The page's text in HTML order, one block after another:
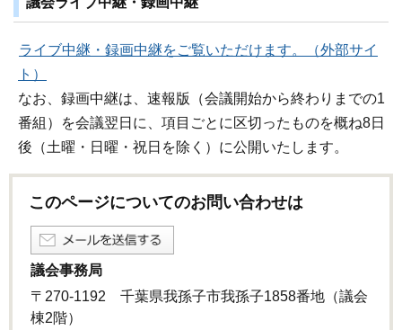
ライブ中継・録画中継をご覧いただけます。（外部サイ
ト）
なお、録画中継は、速報版（会議開始から終わりまでの1
番組）を会議翌日に、項目ごとに区切ったものを概ね8日
後（土曜・日曜・祝日を除く）に公開いたします。
このページについてのお問い合わせは
議会事務局
〒270-1192 千葉県我孫子市我孫子1858番地（議会
棟2階）